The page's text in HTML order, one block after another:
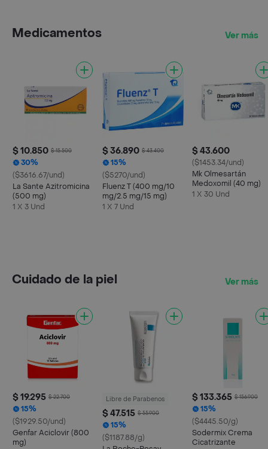
Medicamentos Ver más
$ 10.850 $ 15.500
30%
($3616.67/und)
La Sante Azitromicina
(500 mg)
1 X 3 Und
$ 36.890 $ 43.400
15%
($5270/und)
Fluenz T (400 mg/10
mg/2.5 mg/15 mg)
1 X 7 Und
$ 43.600
($1453.34/und)
Mk Olmesartán
Medoxomil (40 mg)
1 X 30 Und
Cuidado de la piel Ver más
$ 19.295 $ 22.700
15%
($1929.50/und)
Genfar Aciclovir (800
mg)
Libre de Parabenos
$ 47.515 $ 55.900
15%
($1187.88/g)
$ 133.365 $ 156.900
15%
($4445.50/g)
Sodermix Crema
Cicatrizante